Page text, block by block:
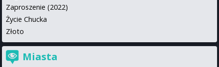
Zaproszenie (2022)
Życie Chucka
Złoto
Miasta